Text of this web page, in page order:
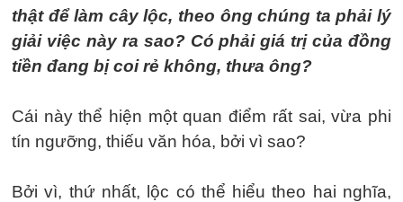
thật để làm cây lộc, theo ông chúng ta phải lý
giải việc này ra sao? Có phải giá trị của đồng
tiền đang bị coi rẻ không, thưa ông?
Cái này thể hiện một quan điểm rất sai, vừa phi
tín ngưỡng, thiếu văn hóa, bởi vì sao?
Bởi vì, thứ nhất, lộc có thể hiểu theo hai nghĩa,